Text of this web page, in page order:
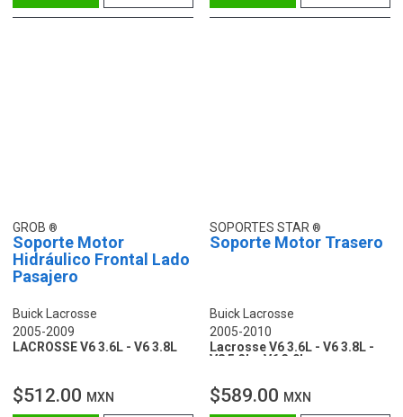
GROB
Soporte Motor
Hidráulico Frontal Lado
Pasajero
Buick Lacrosse
2005-2009
LACROSSE V6 3.6L - V6 3.8L
$512.00 MXN
SOPORTES STAR
Soporte Motor Trasero
Buick Lacrosse
2005-2010
Lacrosse V6 3.6L - V6 3.8L -
V8 5.3L - V6 3.0L
$589.00 MXN